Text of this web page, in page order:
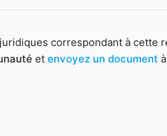
correspondant à cette
et envoyez un document